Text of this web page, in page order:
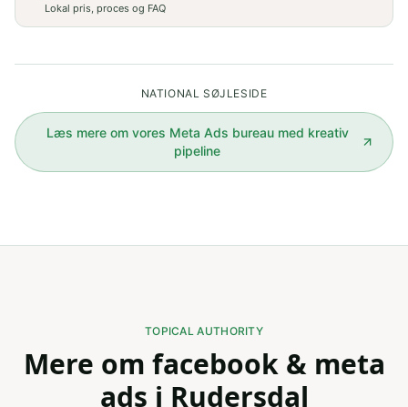
Lokal pris, proces og FAQ
NATIONAL SØJLESIDE
Læs mere om vores Meta Ads bureau med kreativ
pipeline
TOPICAL AUTHORITY
Mere om facebook & meta
ads i Rudersdal